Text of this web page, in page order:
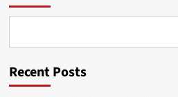
Recent Posts